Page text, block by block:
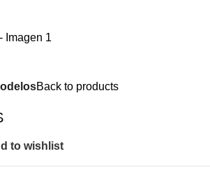
Back to products
to wishlist